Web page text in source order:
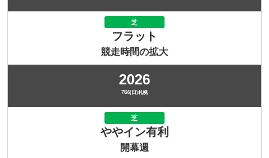
芝
フラット
競走時間の拡大
2026
7/26(日)札幌
芝
ややイン有利
開幕週